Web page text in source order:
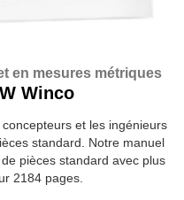
en mesures métriques
Winco
et les ingénieurs
standard. Notre manuel
pièces standard avec plus
2184 pages.